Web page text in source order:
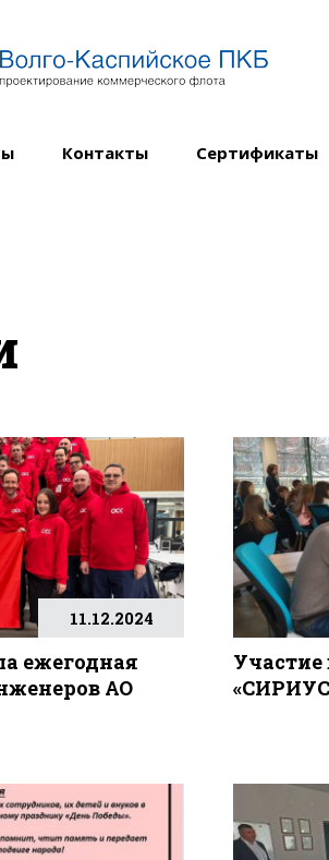
Контакты Сертификаты
11.12.2024
ежегодная
АО
Участие